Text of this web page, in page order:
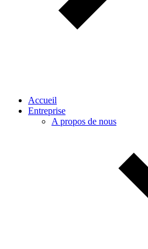
Accueil
Entreprise
A propos de nous